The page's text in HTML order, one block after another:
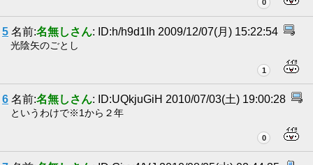
0
5 名前:名無しさん: ID:h/h9d1Ih 2009/12/07(月) 15:22:54
光陰矢のごとし
1
6 名前:名無しさん: ID:UQkjuGiH 2010/07/03(土) 19:00:28
というわけで※1から２年
0